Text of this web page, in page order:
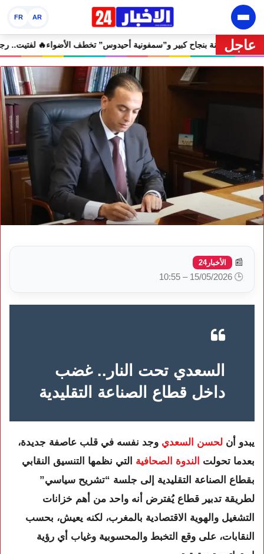
AR
FR
عاجلإفران الدولي يختتم دورته الثامنة بنجاح كبير و”سمفونية أحيدوس”
📰 الأخبار24
🕒 15/05/2026 – 10:55
السعدي تحت النار.. غضب
داخل قطاع الصناعة التقليدية
يبدو أن لحسن السعدي وجد نفسه في قلب عاصفة جديدة،
بعدما تحولت الندوة الصحافية التي نظمها التنسيق النقابي
بقطاع الصناعة التقليدية إلى جلسة “تشريح سياسي”
لطريقة تدبير قطاع يُفترض أنه واحد من أهم خزانات
التشغيل والهوية الاقتصادية بالمغرب، لكنه يعيش، بحسب
النقابات، على وقع التخبط والمحسوبية وغياب أي رؤية